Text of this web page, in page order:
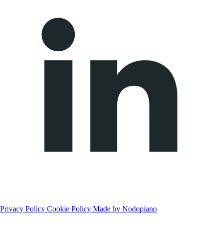
Privacy Policy Cookie Policy Made by Nodopiano